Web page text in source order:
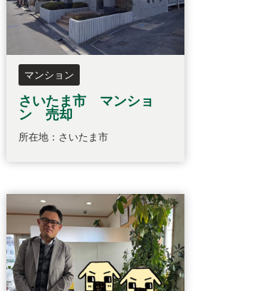
マンション
さいたま市 マンショ
ン 売却
所在地：さいたま市